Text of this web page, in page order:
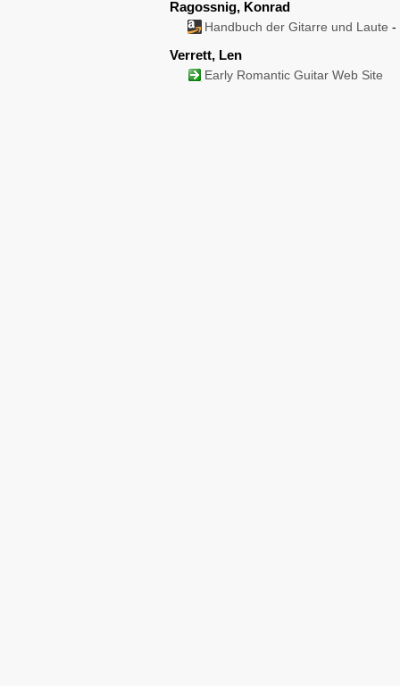
Ragossnig, Konrad
Handbuch der Gitarre und Laute -
Verrett, Len
Early Romantic Guitar Web Site